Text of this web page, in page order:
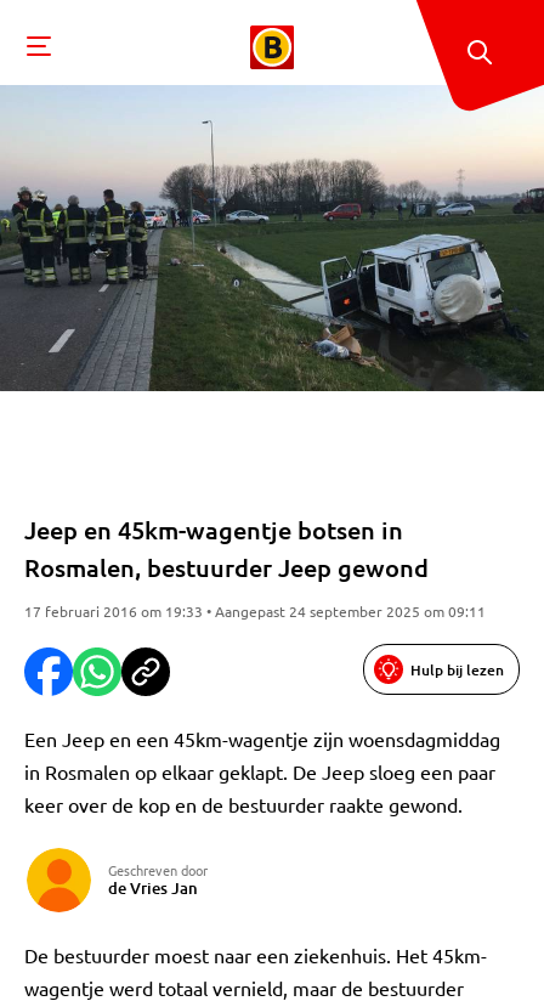
Jeep en 45km-wagentje botsen in
Rosmalen, bestuurder Jeep gewond
17 februari 2016 om 19:33 • Aangepast 24 september 2025 om 09:11
Hulp bij lezen
Een Jeep en een 45km-wagentje zijn woensdagmiddag
in Rosmalen op elkaar geklapt. De Jeep sloeg een paar
keer over de kop en de bestuurder raakte gewond.
Geschreven door
de Vries Jan
De bestuurder moest naar een ziekenhuis. Het 45km-
wagentje werd totaal vernield, maar de bestuurder